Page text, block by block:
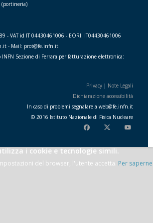
(portineria)
- VAT id IT 04430461006 - EORI: IT04430461006
- Mail: prot@fe.infn.it
INFN Sezione di Ferrara per fatturazione elettronica:
Privacy | Note Legali
Dichiarazione accessibilità
In caso di problemi segnalare a web@fe.infn.it
© 2016 Istituto Nazionale di Fisica Nucleare
i cookie e tecnologie simili.
del browser, l'utente accetta. Per saperne